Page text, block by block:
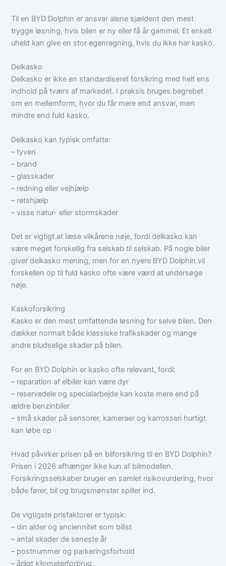
Til en BYD Dolphin er ansvar alene sjældent den mest
trygge løsning, hvis bilen er ny eller få år gammel. Et enkelt
uheld kan give en stor egenregning, hvis du ikke har kasko.
Delkasko
Delkasko er ikke en standardiseret forsikring med helt ens
indhold på tværs af markedet. I praksis bruges begrebet
om en mellemform, hvor du får mere end ansvar, men
mindre end fuld kasko.
Delkasko kan typisk omfatte:
– tyveri
– brand
– glasskader
– redning eller vejhjælp
– retshjælp
– visse natur- eller stormskader
Det er vigtigt at læse vilkårene nøje, fordi delkasko kan
være meget forskellig fra selskab til selskab. På nogle biler
giver delkasko mening, men for en nyere BYD Dolphin vil
forskellen op til fuld kasko ofte være værd at undersøge
nøje.
Kaskoforsikring
Kasko er den mest omfattende løsning for selve bilen. Den
dækker normalt både klassiske trafikskader og mange
andre pludselige skader på bilen.
For en BYD Dolphin er kasko ofte relevant, fordi:
– reparation af elbiler kan være dyr
– reservedele og specialarbejde kan koste mere end på
ældre benzinbiler
– små skader på sensorer, kameraer og karrosseri hurtigt
kan løbe op
Hvad påvirker prisen på en bilforsikring til en BYD Dolphin?
Prisen i 2026 afhænger ikke kun af bilmodellen.
Forsikringsselskaber bruger en samlet risikovurdering, hvor
både fører, bil og brugsmønster spiller ind.
De vigtigste prisfaktorer er typisk:
– din alder og anciennitet som bilist
– antal skader de seneste år
– postnummer og parkeringsforhold
– årligt kilometerforbrug